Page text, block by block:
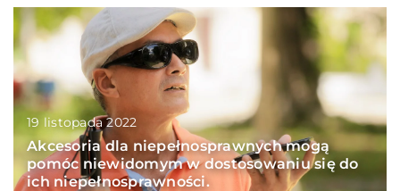
19 listopada 2022
Akcesoria dla niepełnosprawnych mogą
pomóc niewidomym w dostosowaniu się do
ich niepełnosprawności.